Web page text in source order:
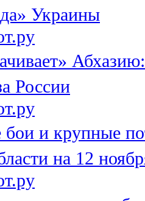
Украины
России
и крупные
на 12